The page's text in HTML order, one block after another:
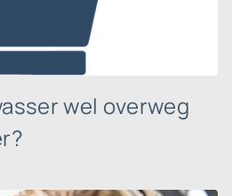
wel overweg